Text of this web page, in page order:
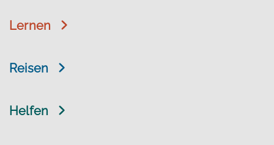
Lernen
Reisen
Helfen